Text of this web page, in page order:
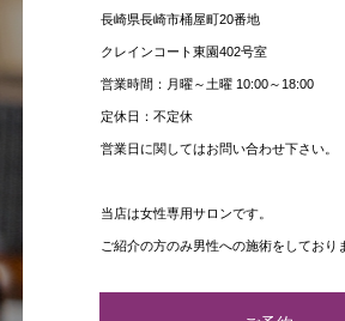
長崎県長崎市桶屋町20番地
クレインコート東園402号室
営業時間：月曜～土曜 10:00～18:00
定休日：不定休
営業日に関してはお問い合わせ下さい。
当店は女性専用サロンです。
ご紹介の方のみ男性への施術をしており